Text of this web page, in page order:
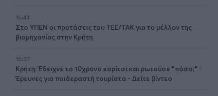
16:41
Στο ΥΠΕΝ οι προτάσεις του ΤΕΕ/ΤΑΚ για το μέλλον της
βιομηχανίας στην Κρήτη
16:37
Κρήτη: Έδειχνε το 10χρονο κορίτσι και ρωτούσε "πόσο;" -
Έρευνες για παιδεραστή τουρίστα - Δείτε βίντεο